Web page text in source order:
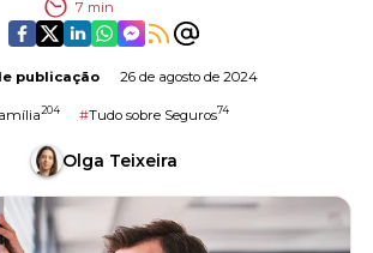
7 min
publicação 26 de agosto de 2024
204 #Tudo sobre Seguros74
Olga Teixeira